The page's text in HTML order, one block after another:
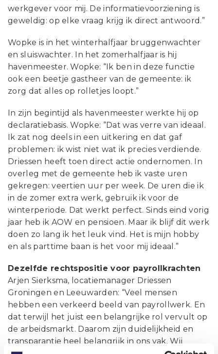
werkgever voor mij. De informatievoorziening is
geweldig: op elke vraag krijg ik direct antwoord.”
Wopke is in het winterhalfjaar bruggenwachter
en sluiswachter. In het zomerhalfjaar is hij
havenmeester. Wopke: “Ik ben in deze functie
ook een beetje gastheer van de gemeente: ik
zorg dat alles op rolletjes loopt.”
In zijn begintijd als havenmeester werkte hij op
declaratiebasis. Wopke: “Dat was verre van ideaal.
Ik zat nog deels in een uitkering en dat gaf
problemen: ik wist niet wat ik precies verdiende.
Driessen heeft toen direct actie ondernomen. In
overleg met de gemeente heb ik vaste uren
gekregen: veertien uur per week. De uren die ik
in de zomer extra werk, gebruik ik voor de
winterperiode. Dat werkt perfect. Sinds eind vorig
jaar heb ik AOW en pensioen. Maar ik blijf dit werk
doen zo lang ik het leuk vind. Het is mijn hobby
en als parttime baan is het voor mij ideaal.”
Dezelfde rechtspositie voor payrollkrachten
Arjen Sierksma, locatiemanager Driessen
Groningen en Leeuwarden: “Veel mensen
hebben een verkeerd beeld van payrollwerk. En
dat terwijl het juist een belangrijke rol vervult op
de arbeidsmarkt. Daarom zijn duidelijkheid en
transparantie heel belangrijk in ons vak. Wij